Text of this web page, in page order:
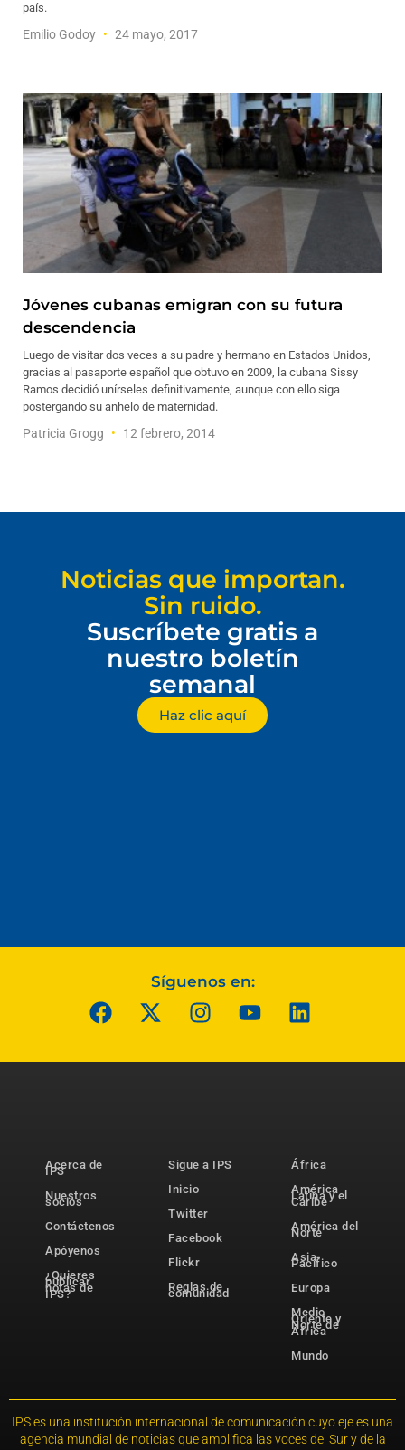
país.
Emilio Godoy 24 mayo, 2017
Jóvenes cubanas emigran con su futura
descendencia
Luego de visitar dos veces a su padre y hermano en Estados Unidos,
gracias al pasaporte español que obtuvo en 2009, la cubana Sissy
Ramos decidió unírseles definitivamente, aunque con ello siga
postergando su anhelo de maternidad.
Patricia Grogg 12 febrero, 2014
Noticias que importan.
Sin ruido.
Suscríbete gratis a
nuestro boletín
semanal
Haz clic aquí
Síguenos en:
Acerca de
IPS
Nuestros
socios
Contáctenos
Apóyenos
¿Quieres
publicar
notas de
IPS?
Sigue a IPS
Inicio
Twitter
Facebook
Flickr
Reglas de
comunidad
África
América
Latina y el
Caribe
América del
Norte
Asia-
Pacífico
Europa
Medio
Oriente y
Norte de
África
Mundo
IPS es una institución internacional de comunicación cuyo eje es una
agencia mundial de noticias que amplifica las voces del Sur y de la